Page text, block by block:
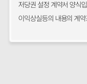
저당권 설정 계약서 양식
이익상실등의 내용의 계